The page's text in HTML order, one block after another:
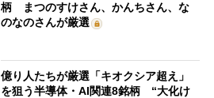
柄 まつのすけさん、かんちさん、な
のなのさんが厳選
億り人たちが厳選「キオクシア超え」
を狙う半導体・AI関連8銘柄 “大化け